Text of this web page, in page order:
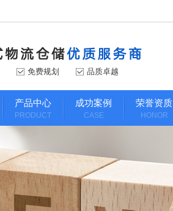
免费规划 品质卓越
产品中心
PRODUCT
成功案例
CASE
荣誉资质
HONOR